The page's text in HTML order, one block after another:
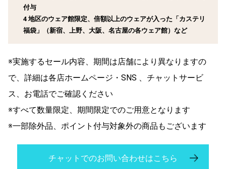
付与
4 地区のウェア館限定、倍額以上のウェアが入った「カステリ
福袋」（新宿、上野、大阪、名古屋の各ウェア館）など
※実施するセール内容、期間は店舗により異なりますの
で、詳細は各店ホームページ・SNS 、チャットサービ
ス、お電話でご確認ください
※すべて数量限定、期間限定でのご用意となります
※一部除外品、ポイント付与対象外の商品もございます
チャットでのお問い合わせはこちら